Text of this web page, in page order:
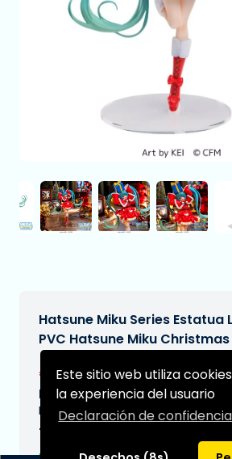
Este sitio web utiliza
la experiencia del usuario
Declaración de
Hatsune Miku Series Estatua
PVC Hatsune Miku
€21,99[Sujeto a cambios]
Fecha de entrega prevista:
N/A
Tipo: